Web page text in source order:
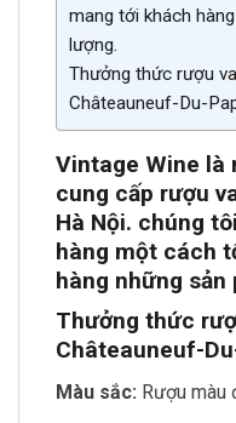
mang tới khách
lượng.
Thưởng thức rượu
Châteauneuf-Du-
Vintage Wine là
cung cấp rượu
Hà Nội. chúng
hàng một cách
hàng những
Thưởng thức
Châteauneuf-
Màu sắc: Rượu màu